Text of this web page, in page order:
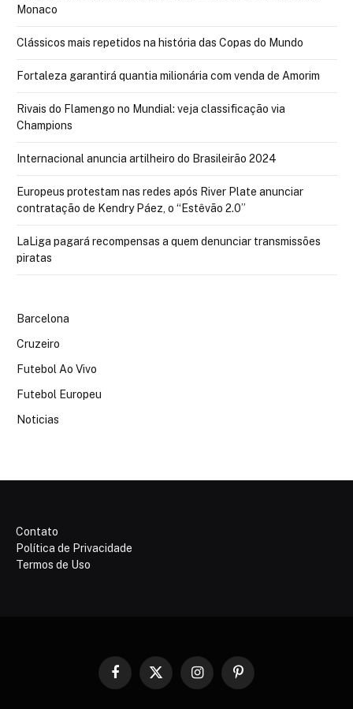
Monaco
Clássicos mais repetidos na história das Copas do Mundo
Fortaleza garantirá quantia milionária com venda de Amorim
Rivais do Flamengo no Mundial: veja classificação via
Champions
Internacional anuncia artilheiro do Brasileirão 2024
Europeus protestam nas redes após River Plate anunciar
contratação de Kendry Páez, o “Estêvão 2.0”
LaLiga pagará recompensas a quem denunciar transmissões
piratas
Barcelona
Cruzeiro
Futebol Ao Vivo
Futebol Europeu
Noticias
Contato
Política de Privacidade
Termos de Uso
Facebook
X
InstagramPinterest